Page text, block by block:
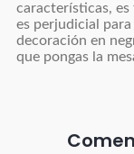
características,
es perjudicial
decoración en
que pongas la